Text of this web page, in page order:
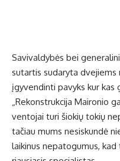
Sa­vi­val­dy­bės bei
su­tar­tis su­da­ry­ta dve­jiems
įgy­ven­din­ti pa­vyks kur kas
„Re­konst­ruk­ci­ja Mai­ro­nio
ven­to­jai tu­ri šio­kių to­kių
ta­čiau mums ne­si­skun­dė
lai­ki­nus ne­pa­to­gu­mus,